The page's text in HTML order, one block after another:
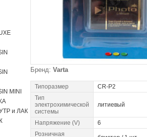
MINI
и ЛАК
Бренд: Varta
Типоразмер
CR-P2
Тип
электрохимической
системы
литиевый
Напряжение (V)
6
Розничная